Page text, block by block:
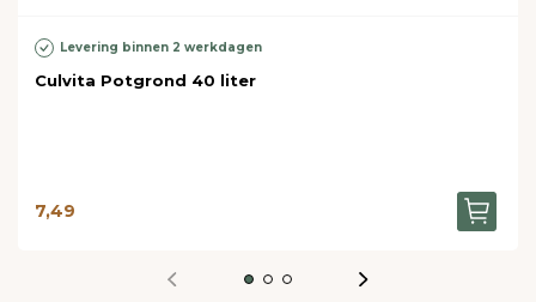
Levering binnen 2 werkdagen
Culvita Potgrond 40 liter
7,49